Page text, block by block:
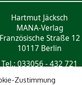
Zustimmung
Hartmut Jäcksch
MANA-Verlag
Französische Straße 12
10117 Berlin
Tel.: 033056 - 432 721